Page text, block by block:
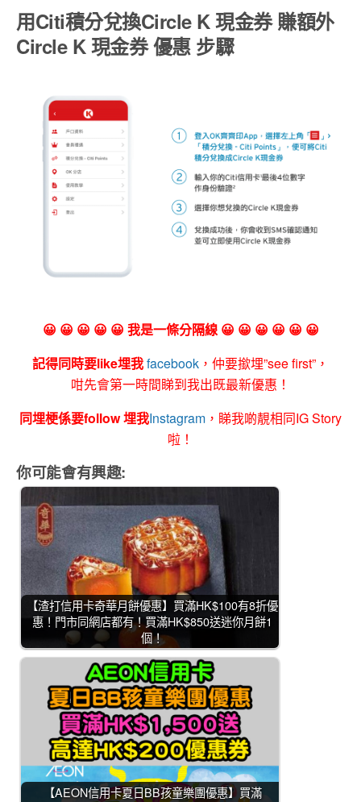
用Citi積分兌換Circle K 現金券 賺額外
Circle K 現金券 優惠 步驟
😀 😀 😀 😀 😀 我是一條分隔線 😀 😀 😀 😀 😀 😀
記得同時要like埋我facebook ，仲要撳埋”see first”，
咁先會第一時間睇到我出既最新優惠！
同埋梗係要follow 埋我Instagram ，睇我啲靚相同IG Story
啦！
你可能會有興趣:
【渣打信用卡奇華月餅優惠】買滿HK$100有8折優
惠！門市同網店都有！買滿HK$850送迷你月餅1
個！
【AEON信用卡夏日BB孩童樂團優惠】買滿